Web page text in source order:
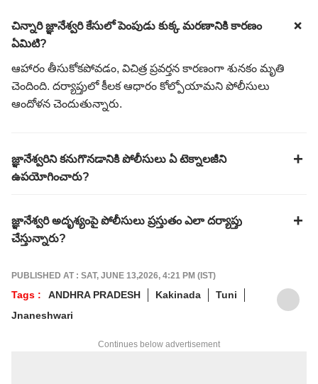
చిన్నారి జ్ఞానేశ్వరి కేసులో పెంపుడు కుక్క మరణానికి కారణం
ఏమిటి?
ఆహారం తీసుకోకపోవడం, విచిత్ర ప్రవర్తన కారణంగా శునకం మృతి
చెందింది. దర్యాప్తులో కీలక ఆధారం కోల్పోయామని పోలీసులు
ఆందోళన చెందుతున్నారు.
జ్ఞానేశ్వరిని కనుగొనడానికి పోలీసులు ఏ టెక్నాలజీని
ఉపయోగించారు?
జ్ఞానేశ్వరి అదృశ్యంపై పోలీసులు ప్రస్తుతం ఎలా దర్యాప్తు
చేస్తున్నారు?
PUBLISHED AT : SAT, JUNE 13,2026, 4:21 PM (IST)
Tags : ANDHRA PRADESH Kakinada
Tuni
Jnaneshwari
Continues below advertisement